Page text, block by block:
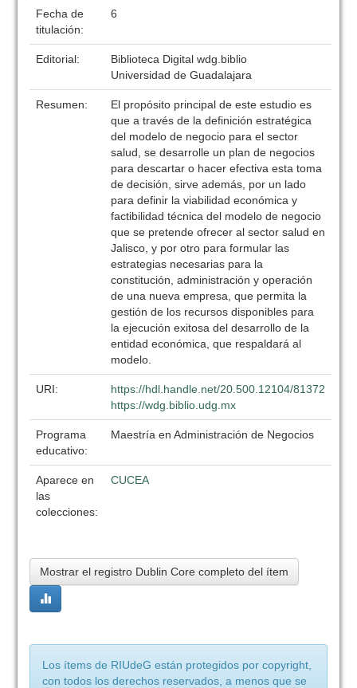
Fecha de
titulación:
6
Editorial:
Biblioteca Digital wdg.biblio
Universidad de Guadalajara
Resumen:
El propósito principal de este estudio es
que a través de la definición estratégica
del modelo de negocio para el sector
salud, se desarrolle un plan de negocios
para descartar o hacer efectiva esta toma
de decisión, sirve además, por un lado
para definir la viabilidad económica y
factibilidad técnica del modelo de negocio
que se pretende ofrecer al sector salud en
Jalisco, y por otro para formular las
estrategias necesarias para la
constitución, administración y operación
de una nueva empresa, que permita la
gestión de los recursos disponibles para
la ejecución exitosa del desarrollo de la
entidad económica, que respaldará al
modelo.
URI:
https://hdl.handle.net/20.500.12104/81372
https://wdg.biblio.udg.mx
Programa
educativo:
Maestría en Administración de Negocios
Aparece en
las
colecciones:
CUCEA
Mostrar el registro Dublin Core completo del ítem
Los ítems de RIUdeG están protegidos por copyright,
con todos los derechos reservados, a menos que se